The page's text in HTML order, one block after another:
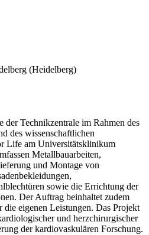
(Heidelberg)
der Technikzentrale im Rahmen des
des wissenschaftlichen
Life am Universitätsklinikum
Metallbauarbeiten,
und Montage von
sowie die Errichtung der
Der Auftrag beinhaltet zudem
die eigenen Leistungen. Das Projekt
und herzchirurgischer
der kardiovaskulären Forschung.